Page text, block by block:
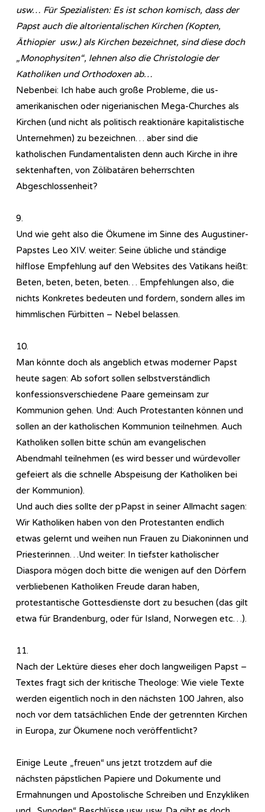
usw… Für Spezialisten: Es ist schon komisch, dass der
Papst auch die altorientalischen Kirchen (Kopten,
Äthiopier usw.) als Kirchen bezeichnet, sind diese doch
„Monophysiten“, lehnen also die Christologie der
Katholiken und Orthodoxen ab…
Nebenbei: Ich habe auch große Probleme, die us-
amerikanischen oder nigerianischen Mega-Churches als
Kirchen (und nicht als politisch reaktionäre kapitalistische
Unternehmen) zu bezeichnen… aber sind die
katholischen Fundamentalisten denn auch Kirche in ihre
sektenhaften, von Zölibatären beherrschten
Abgeschlossenheit?
9.
Und wie geht also die Ökumene im Sinne des Augustiner-
Papstes Leo XIV. weiter: Seine übliche und ständige
hilflose Empfehlung auf den Websites des Vatikans heißt:
Beten, beten, beten, beten… Empfehlungen also, die
nichts Konkretes bedeuten und fordern, sondern alles im
himmlischen Fürbitten – Nebel belassen.
10.
Man könnte doch als angeblich etwas moderner Papst
heute sagen: Ab sofort sollen selbstverständlich
konfessionsverschiedene Paare gemeinsam zur
Kommunion gehen. Und: Auch Protestanten können und
sollen an der katholischen Kommunion teilnehmen. Auch
Katholiken sollen bitte schün am evangelischen
Abendmahl teilnehmen (es wird besser und würdevoller
gefeiert als die schnelle Abspeisung der Katholiken bei
der Kommunion).
Und auch dies sollte der pPapst in seiner Allmacht sagen:
Wir Katholiken haben von den Protestanten endlich
etwas gelernt und weihen nun Frauen zu Diakoninnen und
Priesterinnen…Und weiter: In tiefster katholischer
Diaspora mögen doch bitte die wenigen auf den Dörfern
verbliebenen Katholiken Freude daran haben,
protestantische Gottesdienste dort zu besuchen (das gilt
etwa für Brandenburg, oder für Island, Norwegen etc…).
11.
Nach der Lektüre dieses eher doch langweiligen Papst –
Textes fragt sich der kritische Theologe: Wie viele Texte
werden eigentlich noch in den nächsten 100 Jahren, also
noch vor dem tatsächlichen Ende der getrennten Kirchen
in Europa, zur Ökumene noch veröffentlicht?
Einige Leute „freuen“ uns jetzt trotzdem auf die
nächsten päpstlichen Papiere und Dokumente und
Ermahnungen und Apostolische Schreiben und Enzykliken